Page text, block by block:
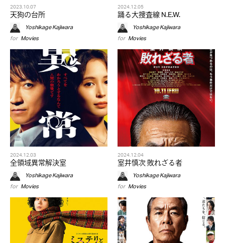
2023.10.07
天狗の台所
Yoshikage Kajiwara
for Movies
2024.12.05
踊る大捜査線 N.E.W.
Yoshikage Kajiwara
for Movies
2024.12.03
全領域異常解決室
Yoshikage Kajiwara
for Movies
2024.12.04
室井慎次 敗れざる者
Yoshikage Kajiwara
for Movies